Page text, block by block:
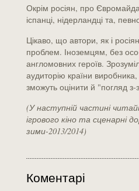
Окрім росіян, про
іспанці, нідерландці та,
Цікаво, що автори, як і
проблем. Іноземцям, без
англомовних героїв.
аудиторію країни
зможуть оцінити й "погляд
(У наступній частині
ігрового кіно та сценарні
зими-2013/2014)
Коментарі